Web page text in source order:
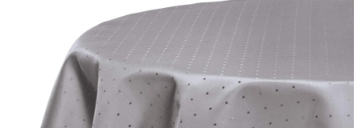
KÚPEĽŇA + WELLNESS
DIZAJNÉRI